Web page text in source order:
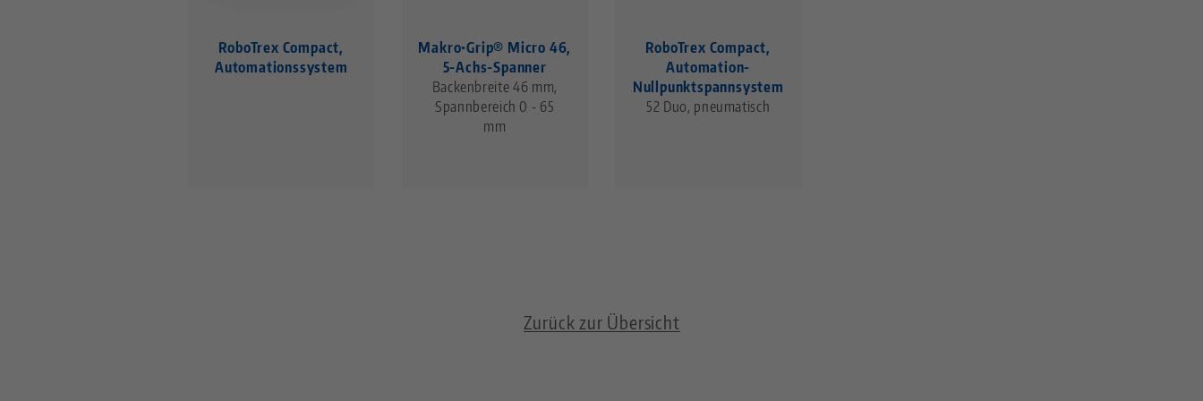
RoboTrex Compact,
Automationssystem
Makro•Grip® Micro 46,
5-Achs-Spanner
Backenbreite 46 mm,
Spannbereich 0 - 65
mm
RoboTrex Compact,
Automation-
Nullpunktspannsystem
52 Duo, pneumatisch
Zurück zur Übersicht